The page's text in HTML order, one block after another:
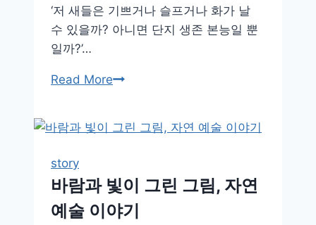
‘저 새들은 기쁘거나 슬프거나 화가 날
수 있을까? 아니면 단지 생존 본능일 뿐
일까?’…
Read More새
저
신
호
story
바람과 빛이 그린 그림, 자연
예술 이야기